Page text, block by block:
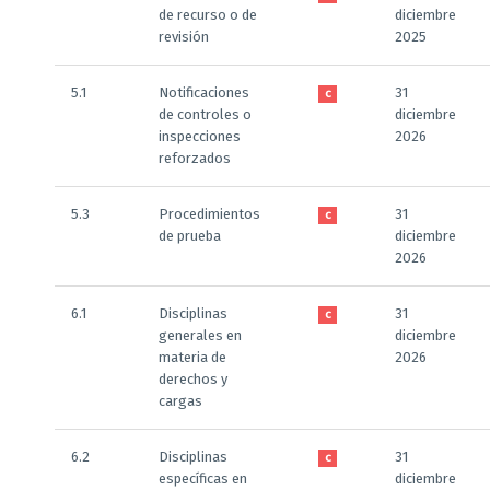
de recurso o de
revisión
diciembre
2025
5.1
Notificaciones
de controles o
inspecciones
reforzados
C
31
diciembre
2026
5.3
Procedimientos
de prueba
C
31
diciembre
2026
6.1
Disciplinas
generales en
materia de
derechos y
cargas
C
31
diciembre
2026
6.2
Disciplinas
específicas en
C
31
diciembre